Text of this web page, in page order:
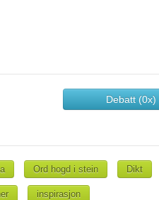
Debatt (0x)
Ord hogd i stein Dikt
inspirasjon